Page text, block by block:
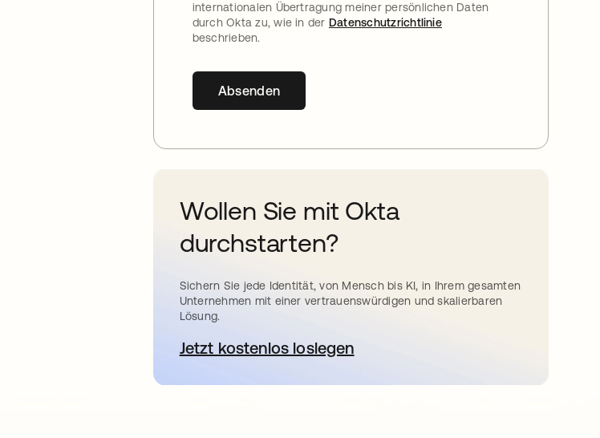
internationalen Übertragung meiner persönlichen Daten
durch Okta zu, wie in der Datenschutzrichtlinie
beschrieben.
Absenden
Wollen Sie mit Okta
durchstarten?
Sichern Sie jede Identität, von Mensch bis KI, in Ihrem gesamten
Unternehmen mit einer vertrauenswürdigen und skalierbaren
Lösung.
Jetzt kostenlos loslegenwird in einer neuen Registerkarte geöffnet